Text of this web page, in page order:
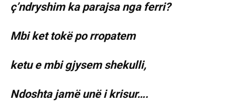
ç’ndryshim ka parajsa nga ferri?
Mbi ket tokë po rropatem
ketu e mbi gjysem shekulli,
Ndoshta jamë unë i krisur….